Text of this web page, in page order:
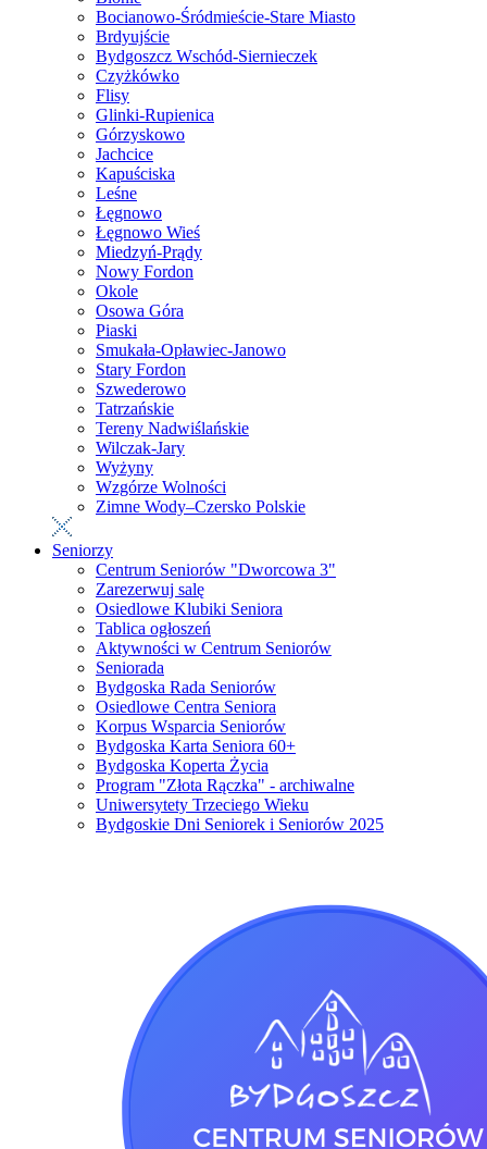
Bocianowo-Śródmieście-Stare Miasto
Brdyujście
Bydgoszcz Wschód-Siernieczek
Czyżkówko
Flisy
Glinki-Rupienica
Górzyskowo
Jachcice
Kapuściska
Leśne
Łęgnowo
Łęgnowo Wieś
Miedzyń-Prądy
Nowy Fordon
Okole
Osowa Góra
Piaski
Smukała-Opławiec-Janowo
Stary Fordon
Szwederowo
Tatrzańskie
Tereny Nadwiślańskie
Wilczak-Jary
Wyżyny
Wzgórze Wolności
Zimne Wody–Czersko Polskie
Seniorzy
Centrum Seniorów "Dworcowa 3"
Zarezerwuj salę
Osiedlowe Klubiki Seniora
Tablica ogłoszeń
Aktywności w Centrum Seniorów
Seniorada
Bydgoska Rada Seniorów
Osiedlowe Centra Seniora
Korpus Wsparcia Seniorów
Bydgoska Karta Seniora 60+
Bydgoska Koperta Życia
Program "Złota Rączka" - archiwalne
Uniwersytety Trzeciego Wieku
Bydgoskie Dni Seniorek i Seniorów 2025